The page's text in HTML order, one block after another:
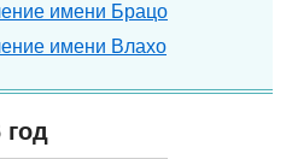
имени Брацо
имени Влахо
год